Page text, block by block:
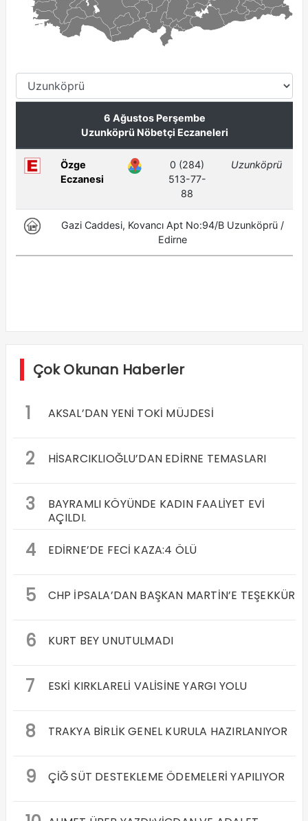
Çok Okunan Haberler
1 AKSAL’DAN YENİ TOKİ MÜJDESİ
2 HİSARCIKLIOĞLU’DAN EDİRNE TEMASLARI
3
BAYRAMLI KÖYÜNDE KADIN FAALİYET EVİ
AÇILDI.
4 EDİRNE’DE FECİ KAZA:4 ÖLÜ
5 CHP İPSALA’DAN BAŞKAN MARTİN’E TEŞEKKÜR
6 KURT BEY UNUTULMADI
7 ESKİ KIRKLARELİ VALİSİNE YARGI YOLU
8 TRAKYA BİRLİK GENEL KURULA HAZIRLANIYOR
9 ÇİĞ SÜT DESTEKLEME ÖDEMELERİ YAPILIYOR